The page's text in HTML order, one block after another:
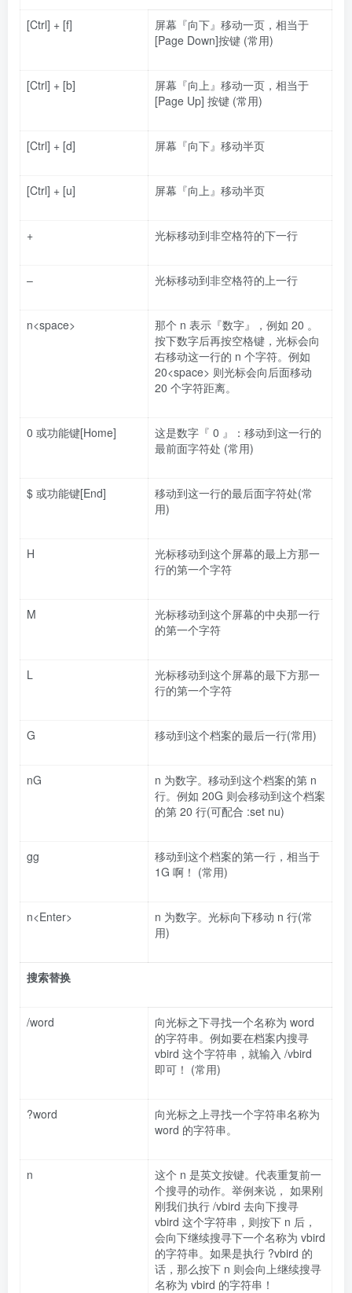
[Ctrl] + [f]
屏幕『向下』移动一页，相当于
[Page Down]按键 (常用)
[Ctrl] + [b]
屏幕『向上』移动一页，相当于
[Page Up] 按键 (常用)
[Ctrl] + [d] 屏幕『向下』移动半页
[Ctrl] + [u] 屏幕『向上』移动半页
+ 光标移动到非空格符的下一行
– 光标移动到非空格符的上一行
n<space>
那个 n 表示『数字』，例如 20 。
按下数字后再按空格键，光标会向
右移动这一行的 n 个字符。例如
20<space> 则光标会向后面移动
20 个字符距离。
0 或功能键[Home]
这是数字『 0 』：移动到这一行的
最前面字符处 (常用)
$ 或功能键[End]
移动到这一行的最后面字符处(常
用)
H
光标移动到这个屏幕的最上方那一
行的第一个字符
M
光标移动到这个屏幕的中央那一行
的第一个字符
L
光标移动到这个屏幕的最下方那一
行的第一个字符
G 移动到这个档案的最后一行(常用)
nG
n 为数字。移动到这个档案的第 n
行。例如 20G 则会移动到这个档案
的第 20 行(可配合 :set nu)
gg
移动到这个档案的第一行，相当于
1G 啊！ (常用)
n<Enter>
n 为数字。光标向下移动 n 行(常
用)
搜索替换
/word
向光标之下寻找一个名称为 word
的字符串。例如要在档案内搜寻
vbird 这个字符串，就输入 /vbird
即可！ (常用)
?word
向光标之上寻找一个字符串名称为
word 的字符串。
n
这个 n 是英文按键。代表重复前一
个搜寻的动作。举例来说， 如果刚
刚我们执行 /vbird 去向下搜寻
vbird 这个字符串，则按下 n 后，
会向下继续搜寻下一个名称为 vbird
的字符串。如果是执行 ?vbird 的
话，那么按下 n 则会向上继续搜寻
名称为 vbird 的字符串！